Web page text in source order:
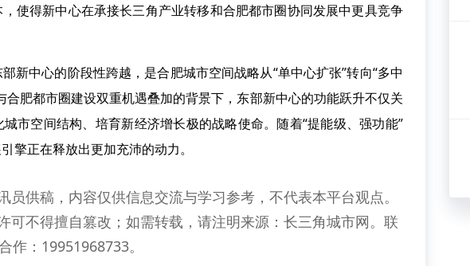
使得新中心在承接长三角产业转移和合肥都市圈协同发展中更具竞争
中心的阶段性跨越，是合肥城市空间战略从“单中心扩张”转向“多中
合肥都市圈建设双重机遇叠加的背景下，东部新中心的功能跃升不仅关
市空间结构、培育新经济增长极的战略使命。随着“提能级、强功能”
擎正在释放出更加充沛的动力。
员供稿，内容仅供信息交流与学习参考，不代表本平台观点。
可不得擅自篡改；如需转载，请注明来源：长三角城市网。联
作：19951968733。